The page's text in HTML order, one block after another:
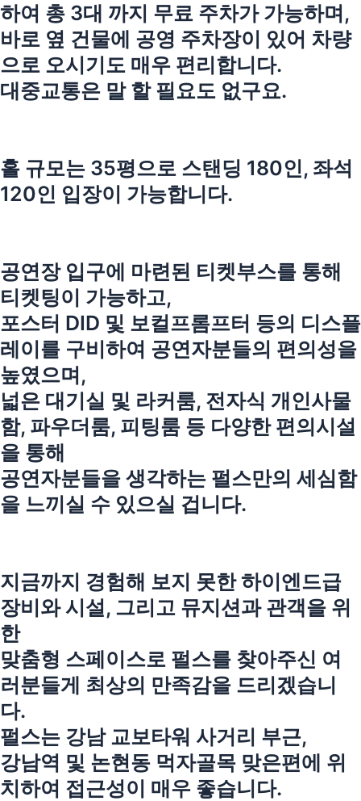
하여 총 3대 까지 무료 주차가 가능하며,
바로 옆 건물에 공영 주차장이 있어 차량
으로 오시기도 매우 편리합니다.
대중교통은 말 할 필요도 없구요.
홀 규모는 35평으로 스탠딩 180인, 좌석
120인 입장이 가능합니다.
공연장 입구에 마련된 티켓부스를 통해
티켓팅이 가능하고,
포스터 DID 및 보컬프롬프터 등의 디스플
레이를 구비하여 공연자분들의 편의성을
높였으며,
넓은 대기실 및 라커룸, 전자식 개인사물
함, 파우더룸, 피팅룸 등 다양한 편의시설
을 통해
공연자분들을 생각하는 펄스만의 세심함
을 느끼실 수 있으실 겁니다.
지금까지 경험해 보지 못한 하이엔드급
장비와 시설, 그리고 뮤지션과 관객을 위
한
맞춤형 스페이스로 펄스를 찾아주신 여
러분들게 최상의 만족감을 드리겠습니
다.
펄스는 강남 교보타워 사거리 부근,
강남역 및 논현동 먹자골목 맞은편에 위
치하여 접근성이 매우 좋습니다.